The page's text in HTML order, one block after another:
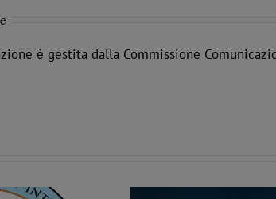
è gestita dalla Commissione